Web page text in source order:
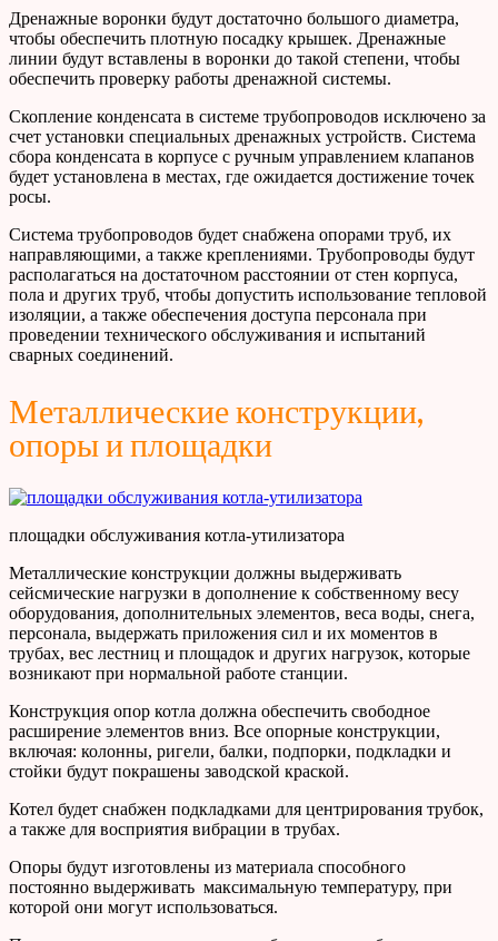
Дренажные воронки будут достаточно большого диаметра,
чтобы обеспечить плотную посадку крышек. Дренажные
линии будут вставлены в воронки до такой степени, чтобы
обеспечить проверку работы дренажной системы.
Скопление конденсата в системе трубопроводов исключено за
счет установки специальных дренажных устройств. Система
сбора конденсата в корпусе с ручным управлением клапанов
будет установлена в местах, где ожидается достижение точек
росы.
Система трубопроводов будет снабжена опорами труб, их
направляющими, а также креплениями. Трубопроводы будут
располагаться на достаточном расстоянии от стен корпуса,
пола и других труб, чтобы допустить использование тепловой
изоляции, а также обеспечения доступа персонала при
проведении технического обслуживания и испытаний
сварных соединений.
Металлические конструкции,
опоры и площадки
площадки обслуживания котла-утилизатора
Металлические конструкции должны выдерживать
сейсмические нагрузки в дополнение к собственному весу
оборудования, дополнительных элементов, веса воды, снега,
персонала, выдержать приложения сил и их моментов в
трубах, вес лестниц и площадок и других нагрузок, которые
возникают при нормальной работе станции.
Конструкция опор котла должна обеспечить свободное
расширение элементов вниз. Все опорные конструкции,
включая: колонны, ригели, балки, подпорки, подкладки и
стойки будут покрашены заводской краской.
Котел будет снабжен подкладками для центрирования трубок,
а также для восприятия вибрации в трубах.
Опоры будут изготовлены из материала способного
постоянно выдерживать максимальную температуру, при
которой они могут использоваться.